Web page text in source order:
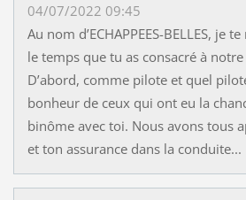
04/07/2022 09:45
Au nom d’ECHAPPEES-BELLES, je
le temps que tu as consacré à
D’abord, comme pilote et quel
bonheur de ceux qui ont eu la
binôme avec toi. Nous avons tous
et ton assurance dans la conduite...